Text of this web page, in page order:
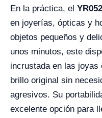
En la práctica, el
en joyerías, ópticas y
objetos pequeños y
unos minutos, este
incrustada en las
brillo original sin
agresivos. Su
excelente opción para